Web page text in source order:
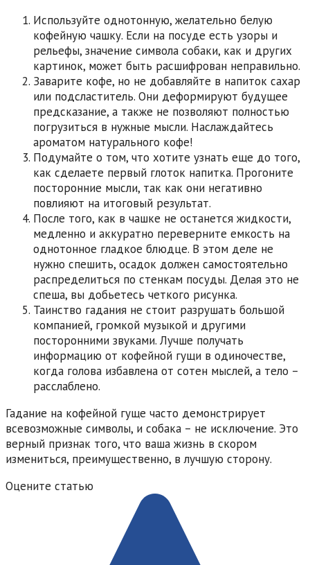
Используйте однотонную, желательно белую
кофейную чашку. Если на посуде есть узоры и
рельефы, значение символа собаки, как и других
картинок, может быть расшифрован неправильно.
Заварите кофе, но не добавляйте в напиток сахар
или подсластитель. Они деформируют будущее
предсказание, а также не позволяют полностью
погрузиться в нужные мысли. Наслаждайтесь
ароматом натурального кофе!
Подумайте о том, что хотите узнать еще до того,
как сделаете первый глоток напитка. Прогоните
посторонние мысли, так как они негативно
повлияют на итоговый результат.
После того, как в чашке не останется жидкости,
медленно и аккуратно переверните емкость на
однотонное гладкое блюдце. В этом деле не
нужно спешить, осадок должен самостоятельно
распределиться по стенкам посуды. Делая это не
спеша, вы добьетесь четкого рисунка.
Таинство гадания не стоит разрушать большой
компанией, громкой музыкой и другими
посторонними звуками. Лучше получать
информацию от кофейной гущи в одиночестве,
когда голова избавлена от сотен мыслей, а тело –
расслаблено.
Гадание на кофейной гуще часто демонстрирует
всевозможные символы, и собака – не исключение. Это
верный признак того, что ваша жизнь в скором
измениться, преимущественно, в лучшую сторону.
Оцените статью